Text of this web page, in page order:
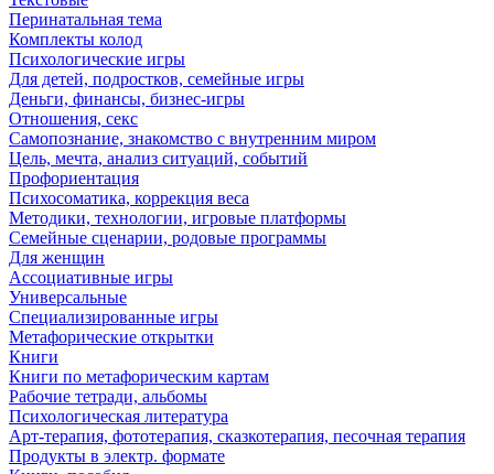
Перинатальная тема
Комплекты колод
Психологические игры
Для детей, подростков, семейные игры
Деньги, финансы, бизнес-игры
Отношения, секс
Самопознание, знакомство с внутренним миром
Цель, мечта, анализ ситуаций, событий
Профориентация
Психосоматика, коррекция веса
Методики, технологии, игровые платформы
Семейные сценарии, родовые программы
Для женщин
Ассоциативные игры
Универсальные
Специализированные игры
Метафорические открытки
Книги
Книги по метафорическим картам
Рабочие тетради, альбомы
Психологическая литература
Арт-терапия, фототерапия, сказкотерапия, песочная терапия
Продукты в электр. формате